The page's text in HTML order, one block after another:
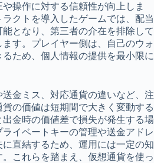
操作に対する信頼性が向上しま
クトを導入したゲームでは、配当
となり、第三者の介在を排除して
す。プレイヤー側は、自己のウォ
ため、個人情報の提供を最小限に
金ミス、対応通貨の違いなど、注
の価値は短期間で大きく変動する
金時の価値差で損失が発生する場
イベートキーの管理や送金アドレ
直結するため、運用には一定の知
これらを踏まえ、仮想通貨を使っ